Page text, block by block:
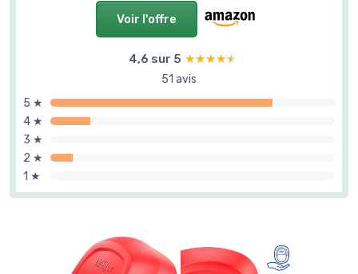
Voir l'offre
4,6 sur 5 ★★★★★
★★★★★
51 avis
5 ★
4 ★
3 ★
2 ★
1 ★